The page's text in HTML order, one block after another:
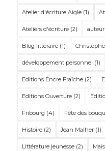
Atelier d'écriture Aigle(1)
Ateliers d'écriture(2) auteur
Blog littéraire(1)
développement personnel (1)
Editions Encre Fraîche(2)
Editions Ouverture(2)
Fribourg (4) Fête des
Histoire(2) Jean Malher(1)
Littérature jeunesse(2)